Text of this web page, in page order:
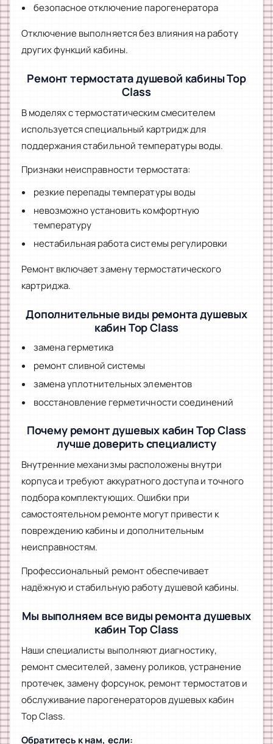
безопасное отключение парогенератора
Отключение выполняется без влияния на работу
других функций кабины.
Ремонт термостата душевой кабины Top
Class
В моделях с термостатическим смесителем
используется специальный картридж для
поддержания стабильной температуры воды.
Признаки неисправности термостата:
резкие перепады температуры воды
невозможно установить комфортную
температуру
нестабильная работа системы регулировки
Ремонт включает замену термостатического
картриджа.
Дополнительные виды ремонта душевых
кабин Top Class
замена герметика
ремонт сливной системы
замена уплотнительных элементов
восстановление герметичности соединений
Почему ремонт душевых кабин Top Class
лучше доверить специалисту
Внутренние механизмы расположены внутри
корпуса и требуют аккуратного доступа и точного
подбора комплектующих. Ошибки при
самостоятельном ремонте могут привести к
повреждению кабины и дополнительным
неисправностям.
Профессиональный ремонт обеспечивает
надёжную и стабильную работу душевой кабины.
Мы выполняем все виды ремонта душевых
кабин Top Class
Наши специалисты выполняют диагностику,
ремонт смесителей, замену роликов, устранение
протечек, замену форсунок, ремонт термостатов и
обслуживание парогенераторов душевых кабин
Top Class.
Обратитесь к нам, если: